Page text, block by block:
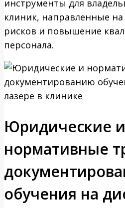
инструменты для
клиник, направленные
рисков и повышение
персонала.
Юридические и
нормативные
обучения на